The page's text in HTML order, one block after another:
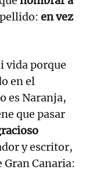
en vez
vida porque
en el
es Naranja,
que pasar
y escritor,
Gran Canaria: